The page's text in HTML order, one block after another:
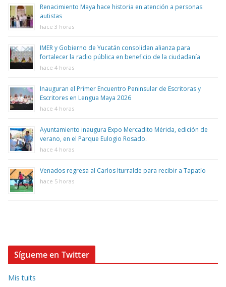
Renacimiento Maya hace historia en atención a personas
autistas
hace 3 horas
IMER y Gobierno de Yucatán consolidan alianza para
fortalecer la radio pública en beneficio de la ciudadanía
hace 4 horas
Inauguran el Primer Encuentro Peninsular de Escritoras y
Escritores en Lengua Maya 2026
hace 4 horas
Ayuntamiento inaugura Expo Mercadito Mérida, edición de
verano, en el Parque Eulogio Rosado.
hace 4 horas
Venados regresa al Carlos Iturralde para recibir a Tapatío
hace 5 horas
Sígueme en Twitter
Mis tuits